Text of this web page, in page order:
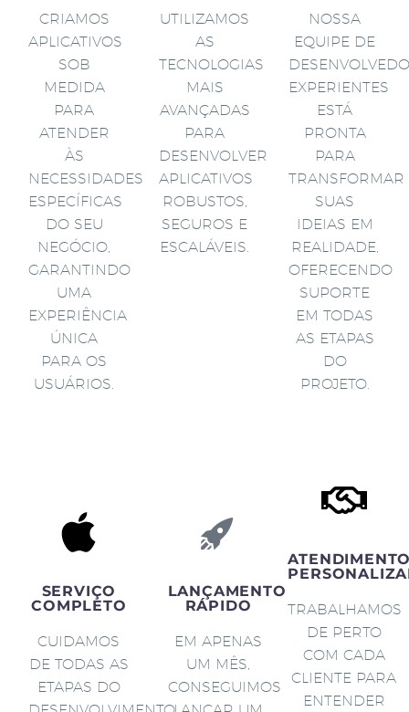
CRIAMOS
APLICATIVOS
SOB
MEDIDA
PARA
ATENDER
ÀS
NECESSIDADES
ESPECÍFICAS
DO SEU
NEGÓCIO,
GARANTINDO
UMA
EXPERIÊNCIA
ÚNICA
PARA OS
USUÁRIOS.
UTILIZAMOS
AS
TECNOLOGIAS
MAIS
AVANÇADAS
PARA
DESENVOLVER
APLICATIVOS
ROBUSTOS,
SEGUROS E
ESCALÁVEIS.
NOSSA
EQUIPE DE
EXPERIENTES
ESTÁ
PRONTA
PARA
TRANSFORMAR
SUAS
IDEIAS EM
REALIDADE,
OFERECENDO
SUPORTE
EM TODAS
AS ETAPAS
DO
PROJETO.
SERVIÇO
COMPLETO
CUIDAMOS
DE TODAS AS
ETAPAS DO
LANÇAMENTO
RÁPIDO
EM APENAS
UM MÊS,
CONSEGUIMOS
TRABALHAMOS
DE PERTO
COM CADA
CLIENTE PARA
ENTENDER